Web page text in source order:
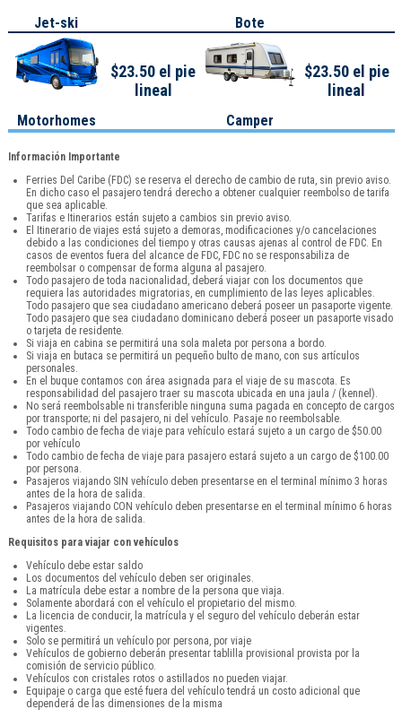
Jet-ski Bote
Motorhomes
$23.50 el pie
lineal
Camper
$23.50 el pie
lineal
Información Importante
Ferries Del Caribe (FDC) se reserva el derecho de cambio de ruta, sin previo aviso.
En dicho caso el pasajero tendrá derecho a obtener cualquier reembolso de tarifa
que sea aplicable.
Tarifas e Itinerarios están sujeto a cambios sin previo aviso.
El Itinerario de viajes está sujeto a demoras, modificaciones y/o cancelaciones
debido a las condiciones del tiempo y otras causas ajenas al control de FDC. En
casos de eventos fuera del alcance de FDC, FDC no se responsabiliza de
reembolsar o compensar de forma alguna al pasajero.
Todo pasajero de toda nacionalidad, deberá viajar con los documentos que
requiera las autoridades migratorias, en cumplimiento de las leyes aplicables.
Todo pasajero que sea ciudadano americano deberá poseer un pasaporte vigente.
Todo pasajero que sea ciudadano dominicano deberá poseer un pasaporte visado
o tarjeta de residente.
Si viaja en cabina se permitirá una sola maleta por persona a bordo.
Si viaja en butaca se permitirá un pequeño bulto de mano, con sus artículos
personales.
En el buque contamos con área asignada para el viaje de su mascota. Es
responsabilidad del pasajero traer su mascota ubicada en una jaula / (kennel).
No será reembolsable ni transferible ninguna suma pagada en concepto de cargos
por transporte; ni del pasajero, ni del vehículo. Pasaje no reembolsable.
Todo cambio de fecha de viaje para vehículo estará sujeto a un cargo de $50.00
por vehículo
Todo cambio de fecha de viaje para pasajero estará sujeto a un cargo de $100.00
por persona.
Pasajeros viajando SIN vehículo deben presentarse en el terminal mínimo 3 horas
antes de la hora de salida.
Pasajeros viajando CON vehículo deben presentarse en el terminal mínimo 6 horas
antes de la hora de salida.
Requisitos para viajar con vehículos
Vehículo debe estar saldo
Los documentos del vehículo deben ser originales.
La matrícula debe estar a nombre de la persona que viaja.
Solamente abordará con el vehículo el propietario del mismo.
La licencia de conducir, la matrícula y el seguro del vehículo deberán estar
vigentes.
Solo se permitirá un vehículo por persona, por viaje
Vehículos de gobierno deberán presentar tablilla provisional provista por la
comisión de servicio público.
Vehículos con cristales rotos o astillados no pueden viajar.
Equipaje o carga que esté fuera del vehículo tendrá un costo adicional que
dependerá de las dimensiones de la misma